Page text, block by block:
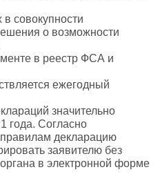
совокупности
о возможности
в реестр ФСА и
ежегодный
значительно
года. Согласно
декларацию
заявителю без
в электронной форме